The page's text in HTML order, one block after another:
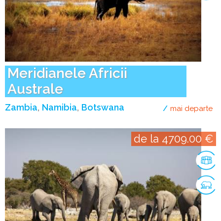
Meridianele Africii
Australe
Zambia Namibia Botswana mai departe
de la 4709.00 €